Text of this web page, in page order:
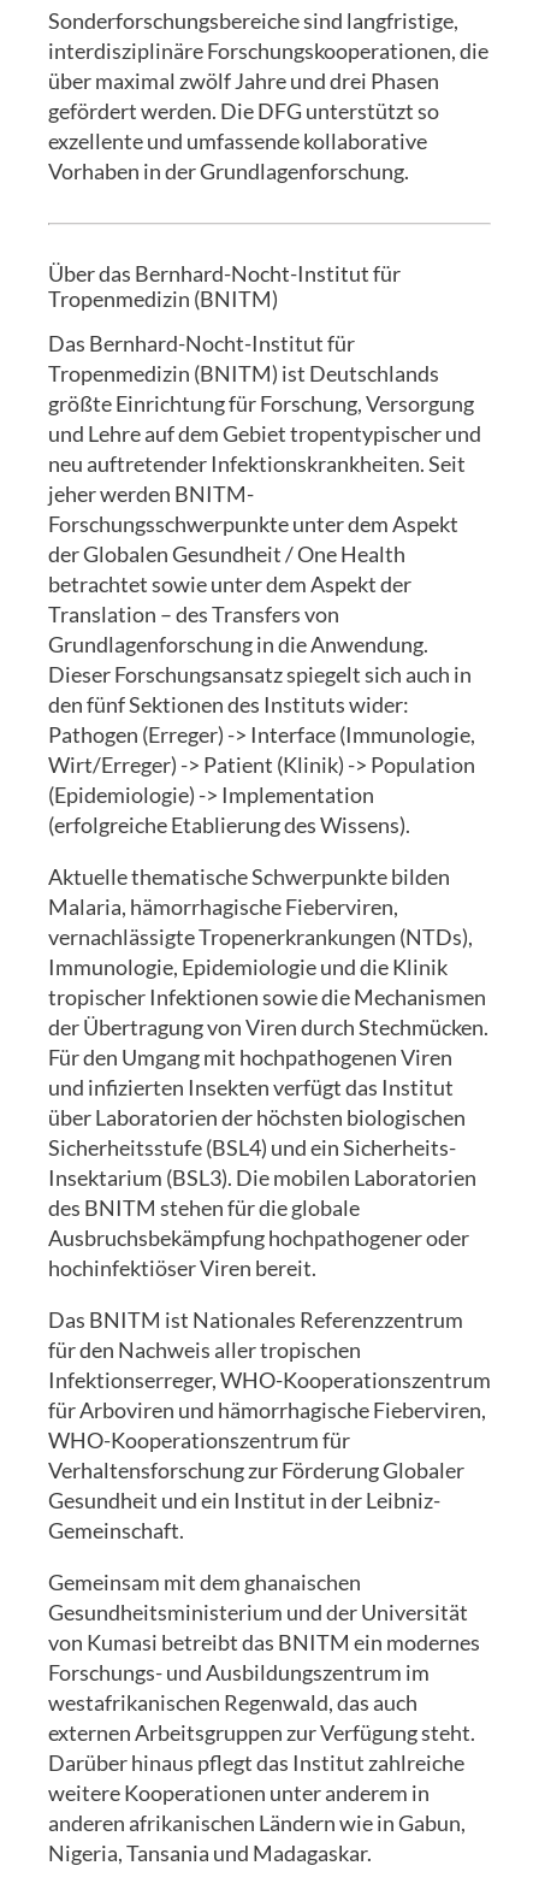
Sonderforschungsbereiche sind langfristige,
interdisziplinäre Forschungskooperationen, die
über maximal zwölf Jahre und drei Phasen
gefördert werden. Die DFG unterstützt so
exzellente und umfassende kollaborative
Vorhaben in der Grundlagenforschung.
Über das Bernhard-Nocht-Institut für
Tropenmedizin (BNITM)
Das Bernhard-Nocht-Institut für
Tropenmedizin (BNITM) ist Deutschlands
größte Einrichtung für Forschung, Versorgung
und Lehre auf dem Gebiet tropentypischer und
neu auftretender Infektionskrankheiten. Seit
jeher werden BNITM-
Forschungsschwerpunkte unter dem Aspekt
der Globalen Gesundheit / One Health
betrachtet sowie unter dem Aspekt der
Translation – des Transfers von
Grundlagenforschung in die Anwendung.
Dieser Forschungsansatz spiegelt sich auch in
den fünf Sektionen des Instituts wider:
Pathogen (Erreger) -> Interface (Immunologie,
Wirt/Erreger) -> Patient (Klinik) -> Population
(Epidemiologie) -> Implementation
(erfolgreiche Etablierung des Wissens).
Aktuelle thematische Schwerpunkte bilden
Malaria, hämorrhagische Fieberviren,
vernachlässigte Tropenerkrankungen (NTDs),
Immunologie, Epidemiologie und die Klinik
tropischer Infektionen sowie die Mechanismen
der Übertragung von Viren durch Stechmücken.
Für den Umgang mit hochpathogenen Viren
und infizierten Insekten verfügt das Institut
über Laboratorien der höchsten biologischen
Sicherheitsstufe (BSL4) und ein Sicherheits-
Insektarium (BSL3). Die mobilen Laboratorien
des BNITM stehen für die globale
Ausbruchsbekämpfung hochpathogener oder
hochinfektiöser Viren bereit.
Das BNITM ist Nationales Referenzzentrum
für den Nachweis aller tropischen
Infektionserreger, WHO-Kooperationszentrum
für Arboviren und hämorrhagische Fieberviren,
WHO-Kooperationszentrum für
Verhaltensforschung zur Förderung Globaler
Gesundheit und ein Institut in der Leibniz-
Gemeinschaft.
Gemeinsam mit dem ghanaischen
Gesundheitsministerium und der Universität
von Kumasi betreibt das BNITM ein modernes
Forschungs- und Ausbildungszentrum im
westafrikanischen Regenwald, das auch
externen Arbeitsgruppen zur Verfügung steht.
Darüber hinaus pflegt das Institut zahlreiche
weitere Kooperationen unter anderem in
anderen afrikanischen Ländern wie in Gabun,
Nigeria, Tansania und Madagaskar.